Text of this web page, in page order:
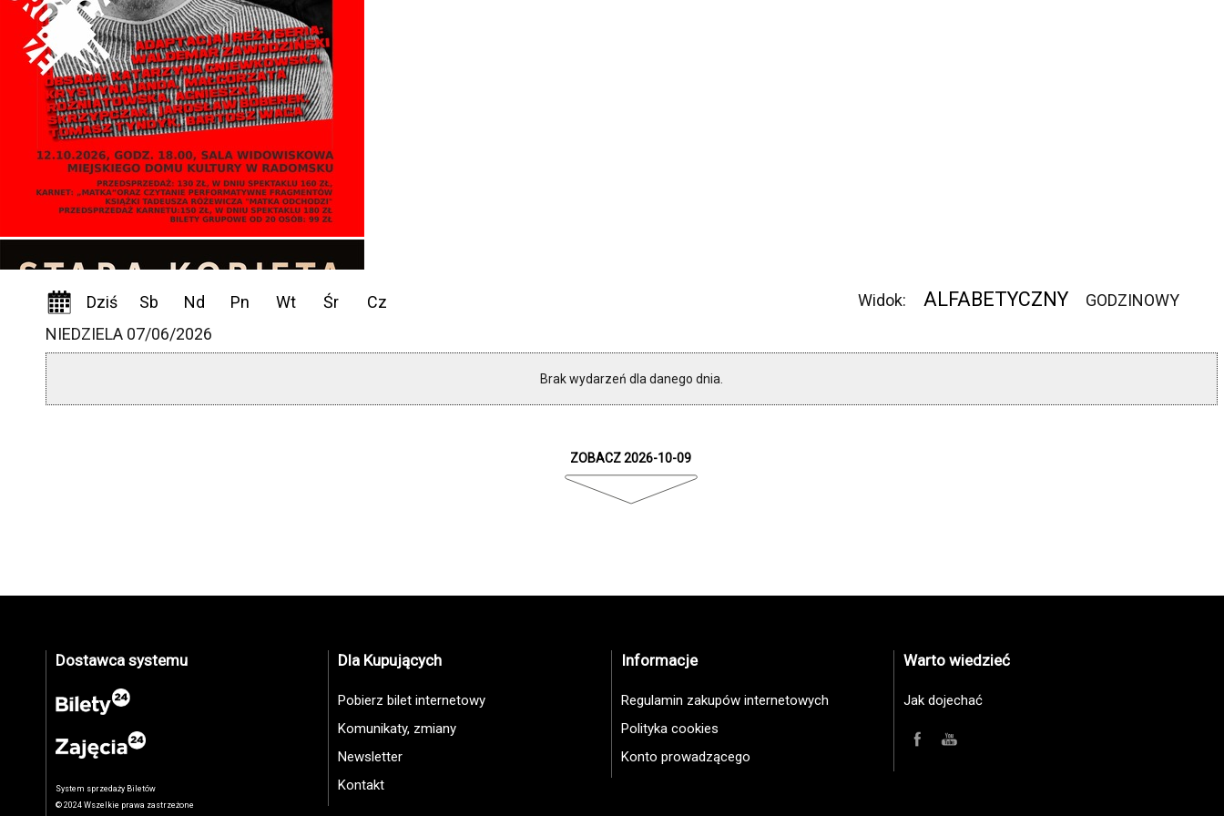
Dziś Sb Nd Pn Wt Śr Cz Widok: ALFABETYCZNY
GODZINOWY
NIEDZIELA 07/06/2026
Brak wydarzeń dla danego dnia.
ZOBACZ 2026-10-09
Dostawca systemu
System sprzedaży Biletów
© 2024 Wszelkie prawa zastrzeżone
Dla Kupujących
Pobierz bilet internetowy
Komunikaty, zmiany
Newsletter
Kontakt
Informacje
Regulamin zakupów internetowych
Polityka cookies
Konto prowadzącego
Warto wiedzieć
Jak dojechać